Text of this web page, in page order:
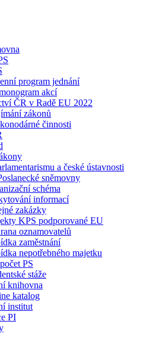
program jednání
akcí
ČR v Radě EU 2022
zákonů
činnosti
a české ústavnosti
sněmovny
schéma
informací
zakázky
KPS podporované EU
oznamovatelů
zaměstnání
nepotřebného majetku
PS
stáže
knihovna
katalog
institut
PI